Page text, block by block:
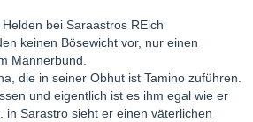
bei Saraastros REich
keinen Bösewicht vor, nur einen
Männerbund.
die in seiner Obhut ist Tamino zuführen.
und eigentlich ist es ihm egal wie er
in Sarastro sieht er einen väterlichen